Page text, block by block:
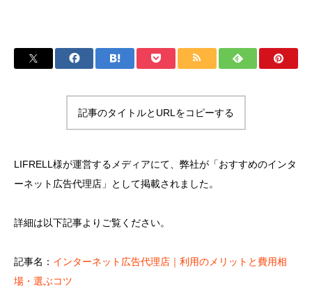
記事のタイトルとURLをコピーする
LIFRELL様が運営するメディアにて、弊社が「おすすめのインタ
ーネット広告代理店」として掲載されました。
詳細は以下記事よりご覧ください。
記事名： インターネット広告代理店｜利用のメリットと費用相
場・選ぶコツ